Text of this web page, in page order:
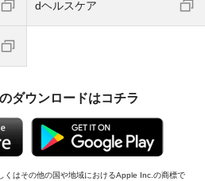
dヘルスケア
ダウンロードはコチラ
はその他の国や地域におけるApple Inc.の商標で